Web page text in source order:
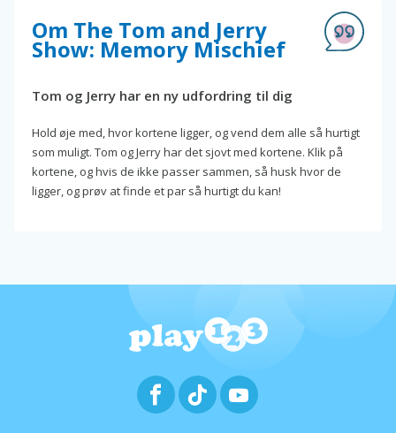
Om The Tom and Jerry
Show: Memory Mischief
Tom og Jerry har en ny udfordring til dig
Hold øje med, hvor kortene ligger, og vend dem alle så hurtigt
som muligt. Tom og Jerry har det sjovt med kortene. Klik på
kortene, og hvis de ikke passer sammen, så husk hvor de
ligger, og prøv at finde et par så hurtigt du kan!